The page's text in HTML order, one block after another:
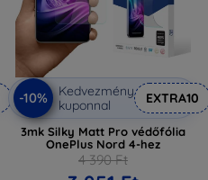
-10%
Kedvezmény
kuponnal
EXTRA10
3mk Silky Matt Pro védőfólia
OnePlus Nord 4-hez
4 390 Ft